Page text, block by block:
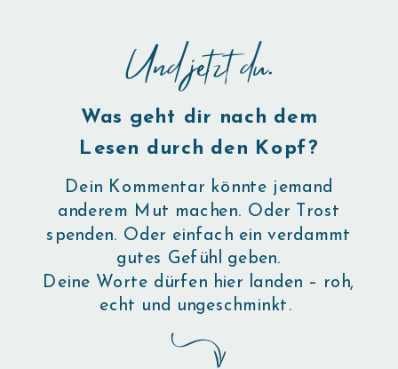
Dein Kommentar könnte jemand
anderem Mut machen. Oder Trost
spenden. Oder einfach ein verdammt
gutes Gefühl geben.
Deine Worte dürfen hier landen – roh,
echt und ungeschminkt.
Was geht dir nach dem
Lesen durch den Kopf?
Und jetzt du.